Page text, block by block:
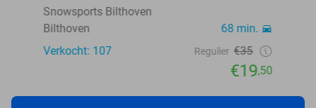
Snowsports Bilthoven
Bilthoven
68 min.
Verkocht: 107
Regulier €35
€19,50